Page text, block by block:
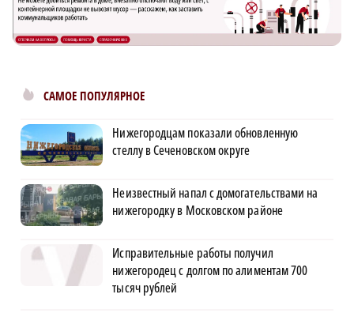
САМОЕ ПОПУЛЯРНОЕ
Нижегородцам показали обновленную
стеллу в Сеченовском округе
Неизвестный напал с домогательствами на
нижегородку в Московском районе
Исправительные работы получил
нижегородец с долгом по алиментам 700
тысяч рублей